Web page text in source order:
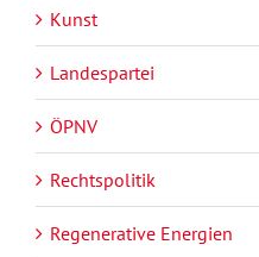
Kunst
Landespartei
ÖPNV
Rechtspolitik
Regenerative Energien